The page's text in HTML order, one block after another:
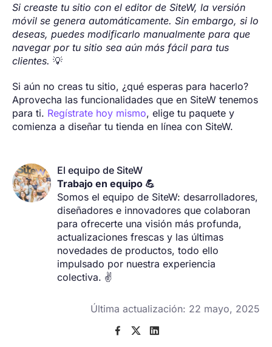
  
Si creaste tu sitio con el editor de SiteW, la versión
móvil se genera automáticamente. Sin embargo, si lo
deseas, puedes modificarlo manualmente para que
navegar por tu sitio sea aún más fácil para tus
clientes. 💡
Si aún no creas tu sitio, ¿qué esperas para hacerlo?
Aprovecha las funcionalidades que en SiteW tenemos
para ti. Regístrate hoy mismo, elige tu paquete y
comienza a diseñar tu tienda en línea con SiteW.
El equipo de SiteW
Trabajo en equipo 💪
Somos el equipo de SiteW: desarrolladores,
diseñadores e innovadores que colaboran
para ofrecerte una visión más profunda,
actualizaciones frescas y las últimas
novedades de productos, todo ello
impulsado por nuestra experiencia
colectiva. ✌️
Última actualización: 22 mayo, 2025